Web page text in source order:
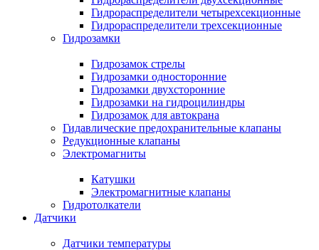
Гидрораспределители четырехсекционные
Гидрораспределители трехсекционные
Гидрозамки
Гидрозамок стрелы
Гидрозамки односторонние
Гидрозамки двухсторонние
Гидрозамки на гидроцилиндры
Гидрозамок для автокрана
Гидавлические предохранительные клапаны
Редукционные клапаны
Электромагниты
Катушки
Электромагнитные клапаны
Гидротолкатели
Датчики
Датчики температуры